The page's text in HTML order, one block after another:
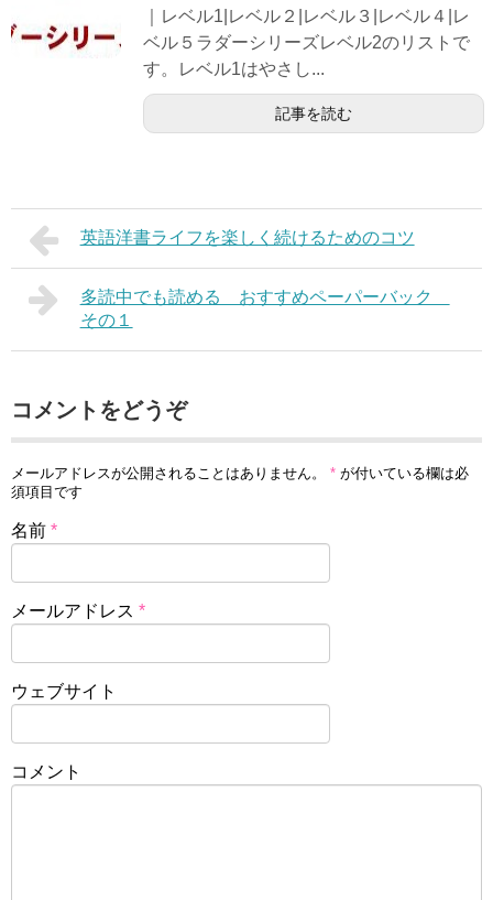
｜レベル1|レベル２|レベル３|レベル４|レ
ベル５ラダーシリーズレベル2のリストで
す。レベル1はやさし...
記事を読む
英語洋書ライフを楽しく続けるためのコツ
多読中でも読める おすすめペーパーバック
その１
コメントをどうぞ
メールアドレスが公開されることはありません。 * が付いている欄は必
須項目です
名前 *
メールアドレス *
ウェブサイト
コメント